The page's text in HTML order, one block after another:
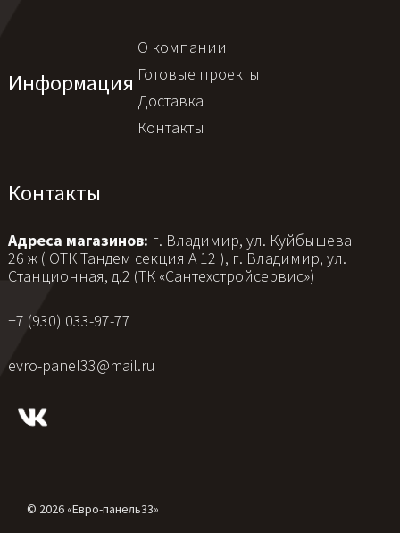
Информация
О компании
Готовые проекты
Доставка
Контакты
Контакты
Адреса магазинов: г. Владимир, ул. Куйбышева
26 ж ( ОТК Тандем секция А 12 ), г. Владимир, ул.
Станционная, д.2 (ТК «Сантехстройсервис»)
+7 (930) 033-97-77
evro-panel33@mail.ru
© 2026 «Евро-панель33»